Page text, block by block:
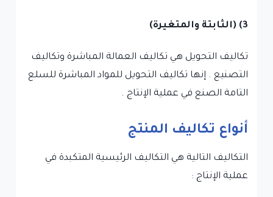
3) (الثابتة والمتغيرة)
تكاليف التحويل هي تكاليف العمالة المباشرة وتكاليف
التصنيع . إنها تكاليف التحويل للمواد المباشرة للسلع
التامة الصنع في عملية الإنتاج .
أنواع تكاليف المنتج
التكاليف التالية هي التكاليف الرئيسية المتكبدة في
عملية الإنتاج :